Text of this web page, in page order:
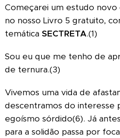
Começarei um estudo novo
no nosso Livro 5 gratuito,
temática SECTRETA.(1)
Sou eu que me tenho de
de ternura.(3)
Vivemos uma vida de
descentramos do interesse
egoísmo sórdido(6). Já
para a solidão passa por